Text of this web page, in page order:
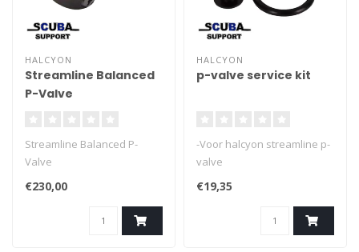
HALCYON
Streamline Balanced
P-Valve
Streamline Balanced P-
Valve
€230,00
HALCYON
p-valve service kit
-Voor halcyon streamline p-
valve
€19,35